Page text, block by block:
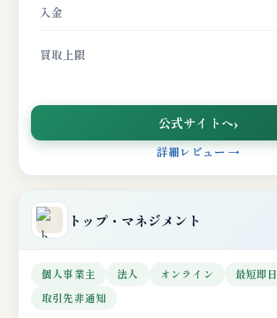
入金
買取上限
公式サイトへ
詳細レビュー →
トップ・マネジメント
個人事業主 法人 オンライン
最短即日
取引先非通知